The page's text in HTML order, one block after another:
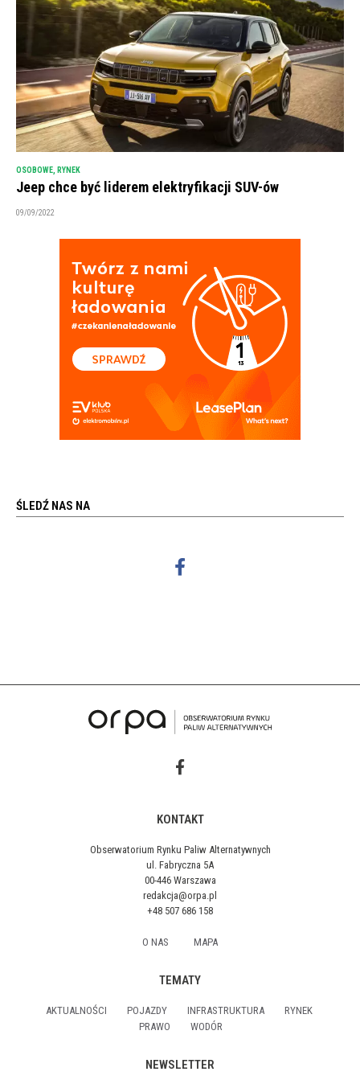
OSOBOWE, RYNEK
Jeep chce być liderem elektryfikacji SUV-ów
09/09/2022
ŚLEDŹ NAS NA
KONTAKT
Obserwatorium Rynku Paliw Alternatywnych
ul. Fabryczna 5A
00-446 Warszawa
redakcja@orpa.pl
+48 507 686 158
O NAS MAPA
TEMATY
AKTUALNOŚCI POJAZDY INFRASTRUKTURA
RYNEK
PRAWO
WODÓR
NEWSLETTER